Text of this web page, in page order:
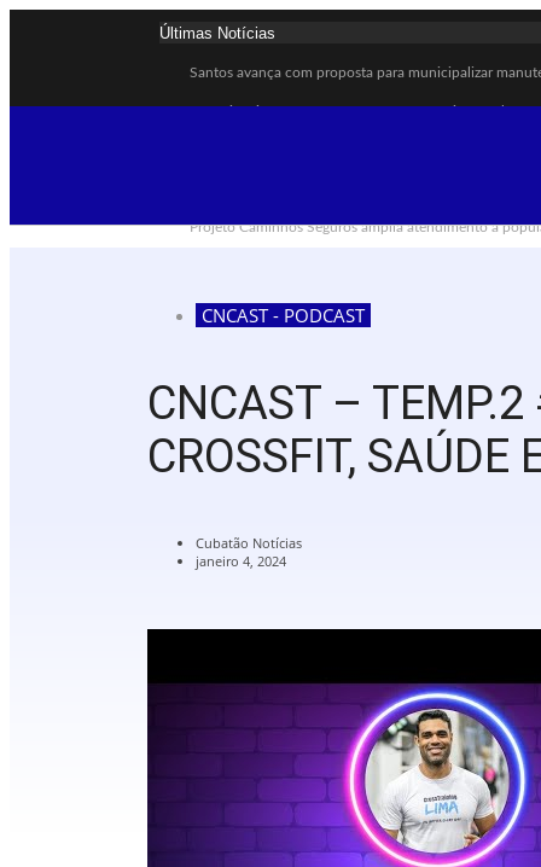
Últimas Notícias
Santos avança com proposta para municipalizar
Guarujá cria força-tarefa para enfrentar crise no
Projeto Caminhos Seguros amplia atendimento à
Cubatão inicia campanha de multivacinação para
Idosa morre após sofrer mal súbito ao entrar no mar
CNCAST - PODCAST
CNCAST –
CROSSFIT, SAÚDE
Cubatão Notícias
janeiro 4, 2024